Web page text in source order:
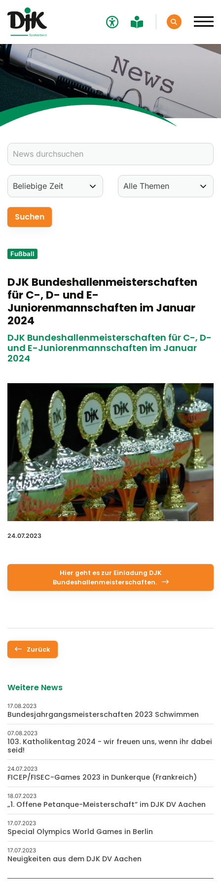
Fußball
DJK Bundeshallenmeisterschaften
für C-, D- und E-
Juniorenmannschaften im Januar
2024
DJK Bundeshallenmeisterschaften für C-, D-
und E-Juniorenmannschaften im Januar
2024
24.07.2023
Hier geht es zur Einladung DJK
Bundeshallenmeisterschaften.
Zurück
Weitere News
17.08.2023
Bundesjahrgangsmeisterschaften 2023 Schwimmen
07.08.2023
103. Katholikentag 2024 - wir freuen uns, wenn ihr dabei
seid!
24.07.2023
FICEP/FISEC-Games 2023 in Dunkerque (Frankreich)
18.07.2023
„1. Offene Petanque-Meisterschaft“ im DJK DV Aachen
17.07.2023
Special Olympics World Games in Berlin
17.07.2023
Neuigkeiten aus dem DJK DV Aachen
Verband
Aktuelles
Verbands-News
Termine
Verantwortung
Aus- und Fortbildungen
Kontakt
Bundessportfest '26